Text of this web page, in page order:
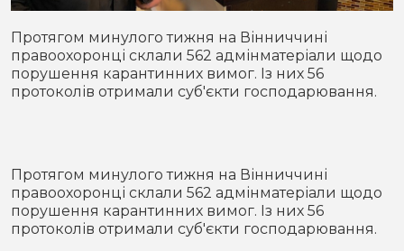
В кулуарах
Місто
Життя
Конфлікти
Партнери
Спорт
Футбол
Контакти
Протягом минулого тижня на Вінниччині
правоохоронці склали 562 адмінматеріали щодо
порушення карантинних вимог. Із них 56
протоколів отримали суб'єкти господарювання.
Протягом минулого тижня на Вінниччині
правоохоронці склали 562 адмінматеріали щодо
порушення карантинних вимог. Із них 56
протоколів отримали суб'єкти господарювання.